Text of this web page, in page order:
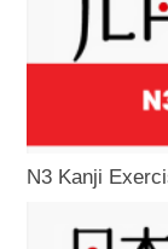
N3 Kanji